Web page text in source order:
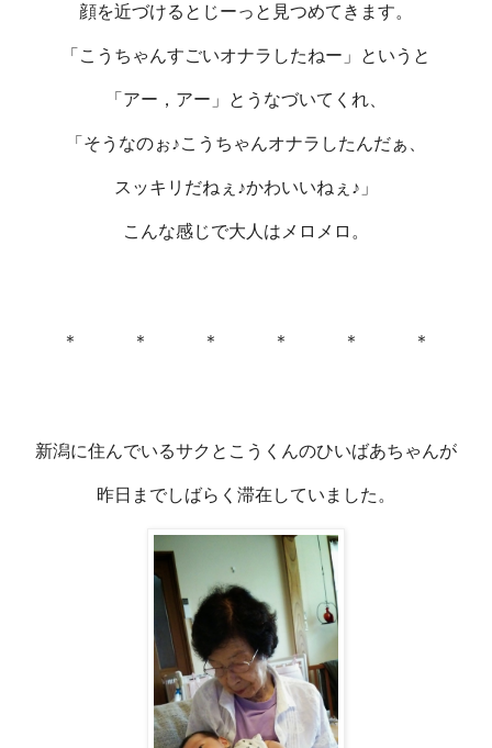
顔を近づけるとじーっと見つめてきます。
「こうちゃんすごいオナラしたねー」というと
「アー，アー」とうなづいてくれ、
「そうなのぉ♪こうちゃんオナラしたんだぁ、
スッキリだねぇ♪かわいいねぇ♪」
こんな感じで大人はメロメロ。
＊ ＊ ＊ ＊ ＊ ＊
新潟に住んでいるサクとこうくんのひいばあちゃんが
昨日までしばらく滞在していました。